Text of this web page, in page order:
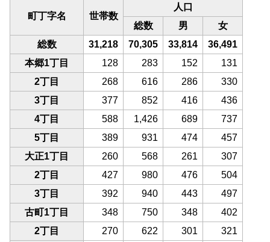
町丁字名 世帯数
人口
総数
男
女
総数
31,218 70,305 33,814
36,491
本郷1丁目
128 283 152
131
2丁目
268 616 286
330
3丁目
377 852 416
436
4丁目
588 1,426 689
737
5丁目
389 931 474
457
大正1丁目
260 568 261
307
2丁目
427 980 476
504
3丁目
392 940 443
497
古町1丁目
348 750 348
402
2丁目
270 622 301
321